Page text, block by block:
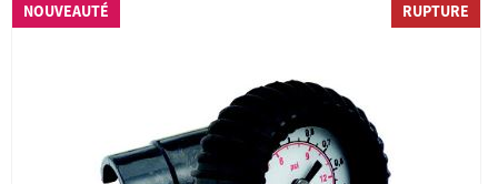
NOUVEAUTÉ RUPTURE